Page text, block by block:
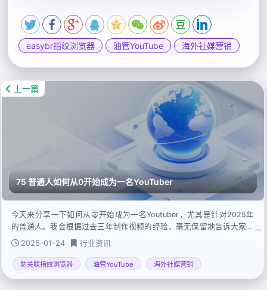
easybr指纹浏览器 油管YouTube 海外社媒营销
上一篇
75 普通人如何从0开始成为一名YouTuber
今天来分享一下如何从零开始成为一名Youtuber，尤其是针对2025年
的普通人。我会根据过去三年制作视频的经验，毫无保留地告诉大家一
些实用的建议和技巧，帮助想要成为Youtuber的朋友少走弯路。
2025-01-24 行业资讯
防关联指纹浏览器 油管YouTube 海外社媒营销